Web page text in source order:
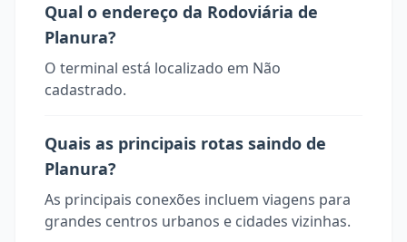
Qual o endereço da Rodoviária de
Planura?
O terminal está localizado em Não
cadastrado.
Quais as principais rotas saindo de
Planura?
As principais conexões incluem viagens para
grandes centros urbanos e cidades vizinhas.